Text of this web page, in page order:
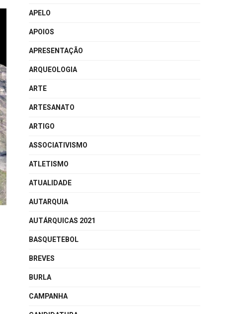
APELO
APOIOS
APRESENTAÇÃO
ARQUEOLOGIA
ARTE
ARTESANATO
ARTIGO
ASSOCIATIVISMO
ATLETISMO
ATUALIDADE
AUTARQUIA
AUTÁRQUICAS 2021
BASQUETEBOL
BREVES
BURLA
CAMPANHA